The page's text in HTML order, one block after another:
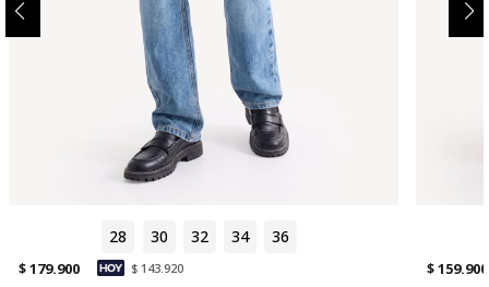
28 30 32 34 36
$ 179.900
$ 143.920
$ 159.900